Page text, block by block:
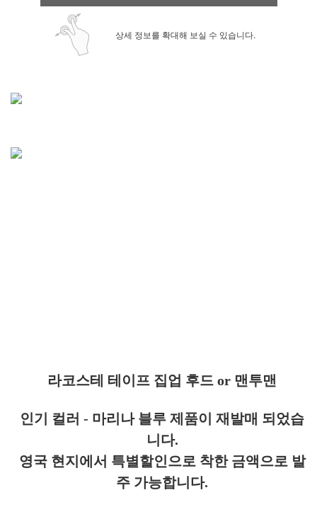
상세 정보를 확대해 보실 수 있습니다.
라코스테 테이프 집업 후드 or 맨투맨
인기 컬러 - 마리나 블루 제품이 재발매 되었습
니다.
영국 현지에서 특별할인으로 착한 금액으로 발
주 가능합니다.